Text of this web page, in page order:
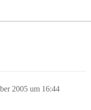
2005 um 16:44